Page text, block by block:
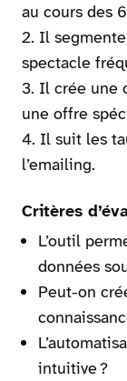
au cours des
Il
spectacle
Il crée une
une offre
Il suit les
l’emailing.
Critères
L’outil
données
Peut-on
intuitive ?